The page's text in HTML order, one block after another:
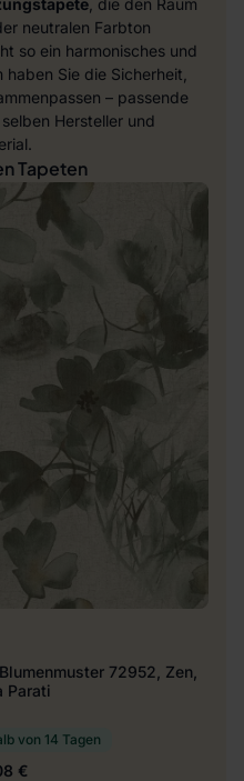
, die den Raum
neutralen Farbton
so ein harmonisches und
Sie die Sicherheit,
– passende
Hersteller und
Tapeten
72952, Zen,
Parati
von 14 Tagen
€